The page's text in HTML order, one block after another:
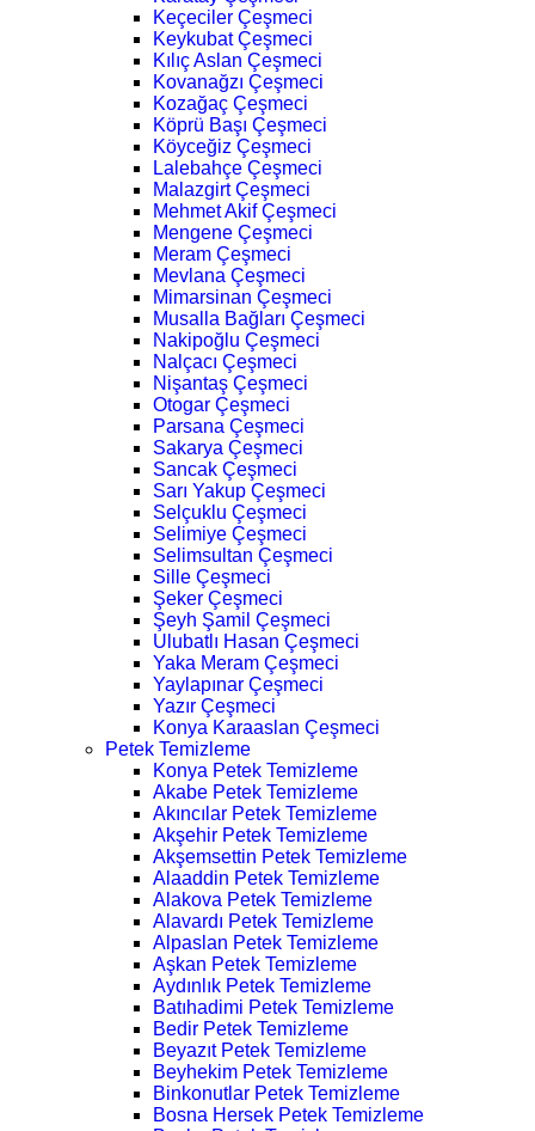
Keçeciler Çeşmeci
Keykubat Çeşmeci
Kılıç Aslan Çeşmeci
Kovanağzı Çeşmeci
Kozağaç Çeşmeci
Köprü Başı Çeşmeci
Köyceğiz Çeşmeci
Lalebahçe Çeşmeci
Malazgirt Çeşmeci
Mehmet Akif Çeşmeci
Mengene Çeşmeci
Meram Çeşmeci
Mevlana Çeşmeci
Mimarsinan Çeşmeci
Musalla Bağları Çeşmeci
Nakipoğlu Çeşmeci
Nalçacı Çeşmeci
Nişantaş Çeşmeci
Otogar Çeşmeci
Parsana Çeşmeci
Sakarya Çeşmeci
Sancak Çeşmeci
Sarı Yakup Çeşmeci
Selçuklu Çeşmeci
Selimiye Çeşmeci
Selimsultan Çeşmeci
Sille Çeşmeci
Şeker Çeşmeci
Şeyh Şamil Çeşmeci
Ulubatlı Hasan Çeşmeci
Yaka Meram Çeşmeci
Yaylapınar Çeşmeci
Yazır Çeşmeci
Konya Karaaslan Çeşmeci
Petek Temizleme
Konya Petek Temizleme
Akabe Petek Temizleme
Akıncılar Petek Temizleme
Akşehir Petek Temizleme
Akşemsettin Petek Temizleme
Alaaddin Petek Temizleme
Alakova Petek Temizleme
Alavardı Petek Temizleme
Alpaslan Petek Temizleme
Aşkan Petek Temizleme
Aydınlık Petek Temizleme
Batıhadimi Petek Temizleme
Bedir Petek Temizleme
Beyazıt Petek Temizleme
Beyhekim Petek Temizleme
Binkonutlar Petek Temizleme
Bosna Hersek Petek Temizleme